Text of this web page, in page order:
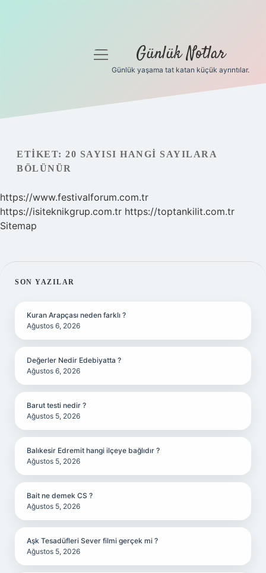
Gizlilik Politikası
Hakkımızda
menüyü
Günlük Notlar
Günlük yaşama tat katan küçük ayrıntılar.
ETIKET: 20 SAYISI HANGI SAYILARA
BÖLÜNÜR
https://www.festivalforum.com.tr
https://isiteknikgrup.com.tr https://toptankilit.com.tr
Sitemap
SIDEBAR
SON YAZILAR
Kuran Arapçası neden farklı ?
Ağustos 6, 2026
Değerler Nedir Edebiyatta ?
Ağustos 6, 2026
Barut testi nedir ?
Ağustos 5, 2026
Balıkesir Edremit hangi ilçeye bağlıdır ?
Ağustos 5, 2026
Bait ne demek CS ?
Ağustos 5, 2026
Aşk Tesadüfleri Sever filmi gerçek mi ?
Ağustos 5, 2026